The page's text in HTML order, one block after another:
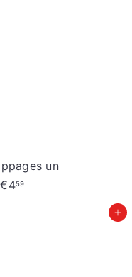
un
€459
Pievienot grozam